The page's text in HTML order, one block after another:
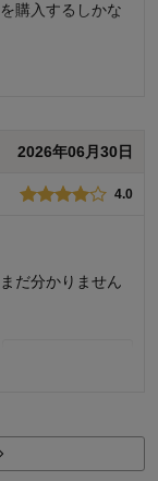
購入するしかな
ベンダー）, M
2026年06月30日
4.0
だ分かりません